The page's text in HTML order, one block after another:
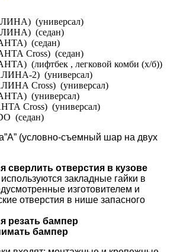
(универсал)
(седан)
(седан)
Cross) (седан)
(лифтбек , легковой комби (х/б))
2) (универсал)
Cross) (универсал)
(универсал)
Cross) (универсал)
(седан)
(условно-съемный шар на двух
сверлить отверстия в кузове
закладные гайки в
изготовителем и
отверстия в нише запасного
резать бампер
бампер